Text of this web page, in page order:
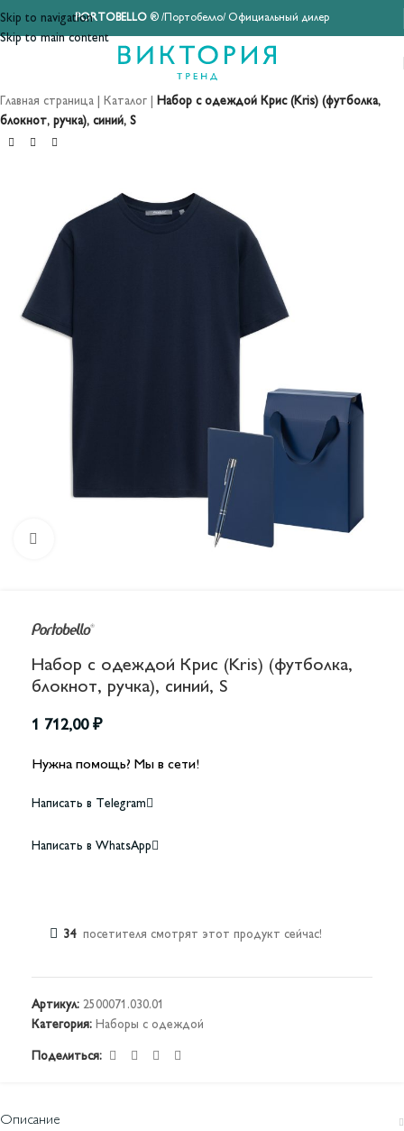
Skip to navigation
Skip to main content
PORTOBELLO® /Портобелло/ Официальный дилер
Главная страница Каталог
Набор с одеждой Крис (Kris) (футболка,
блокнот, ручка), синий, S
Набор с одеждой Крис (Kris) (футболка,
блокнот, ручка), синий, S
1 712,00 ₽
Нужна помощь? Мы в сети!
Написать в Telegram
Написать в WhatsApp
34 посетителя смотрят этот продукт сейчас!
Артикул: 2500071.030.01
Категория: Наборы с одеждой
Поделиться:
Описание